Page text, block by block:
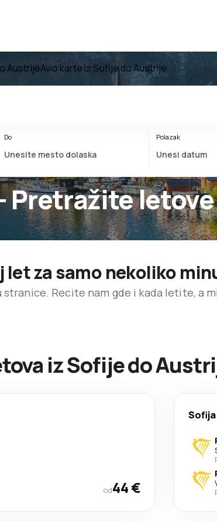
AustrijeAvio karte iz Sofije do Austrije
Pretražite letove
Do Polazak
let za samo nekoliko
Recite nam gde i kada letite, a
iz Sofije do
od44 €
Sofija